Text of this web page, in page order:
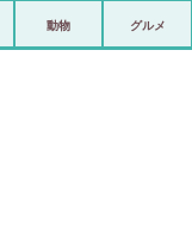
動物 グルメ